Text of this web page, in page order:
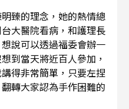
臻的理念，她的熱情總
大醫院看病，和護理長
說可以透過福委會辦一
到當天將近百人參加，
得非常簡單，只要左捏
轉大家認為手作困難的